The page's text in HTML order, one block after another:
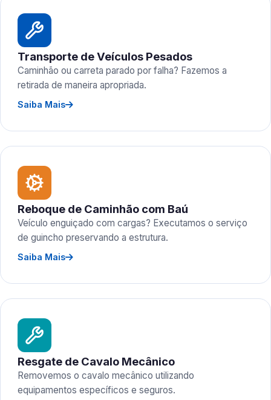
Transporte de Veículos Pesados
Caminhão ou carreta parado por falha? Fazemos a
retirada de maneira apropriada.
Saiba Mais
Reboque de Caminhão com Baú
Veículo enguiçado com cargas? Executamos o serviço
de guincho preservando a estrutura.
Saiba Mais
Resgate de Cavalo Mecânico
Removemos o cavalo mecânico utilizando
equipamentos específicos e seguros.